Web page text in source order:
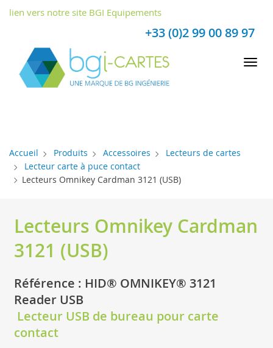
+33 (0)2 99 00 89 97
lien vers notre site BGI Equipements
Accueil Produits Accessoires
Lecteurs de cartes
Lecteur carte à puce contact
Lecteurs Omnikey Cardman 3121 (USB)
Lecteurs Omnikey Cardman
3121 (USB)
Référence : HID® OMNIKEY® 3121
Reader USB
Lecteur USB de bureau pour carte
contact
Panneau de gestion des cookies